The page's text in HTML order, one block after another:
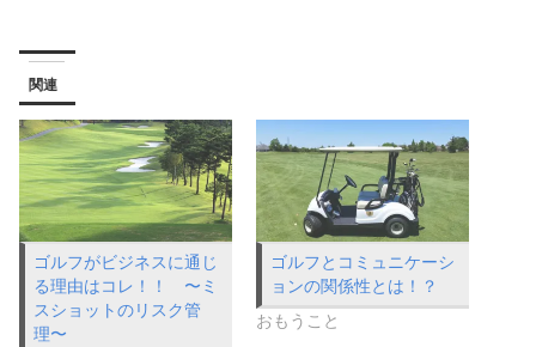
関連
ゴルフがビジネスに通じ
る理由はコレ！！ 〜ミ
スショットのリスク管
理〜
ゴルフとコミュニケーシ
ョンの関係性とは！？
おもうこと